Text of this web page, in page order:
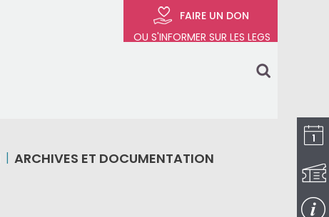
FAIRE UN DON
OU S'INFORMER SUR LES LEGS
ARCHIVES ET DOCUMENTATION